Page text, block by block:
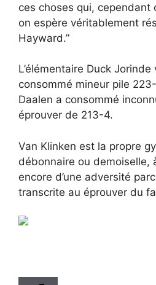
ces choses qui, cependant
on espère véritablement
Hayward.”
L’élémentaire Duck Jorinde
consommé mineur pile
Daalen a consommé
éprouver de 213-4.
Van Klinken est la propre
débonnaire ou demoiselle,
encore d’une adversité
transcrite au éprouver du